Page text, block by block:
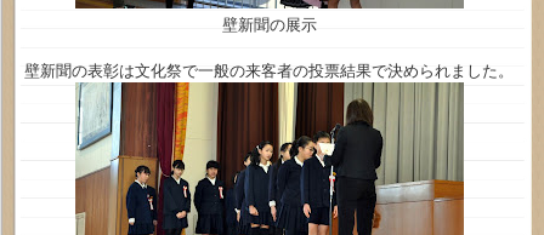
壁新聞の展示
壁新聞の表彰は文化祭で一般の来客者の投票結果で決められました。